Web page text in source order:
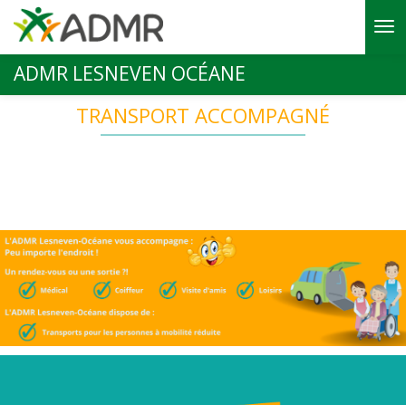
Aller au contenu principal
ADMR LESNEVEN OCÉANE
TRANSPORT ACCOMPAGNÉ